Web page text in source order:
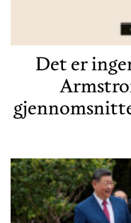
Det er